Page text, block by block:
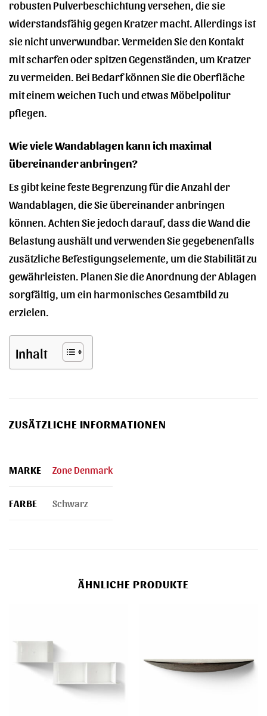
robusten Pulverbeschichtung versehen, die sie
widerstandsfähig gegen Kratzer macht. Allerdings ist
sie nicht unverwundbar. Vermeiden Sie den Kontakt
mit scharfen oder spitzen Gegenständen, um Kratzer
zu vermeiden. Bei Bedarf können Sie die Oberfläche
mit einem weichen Tuch und etwas Möbelpolitur
pflegen.
Wie viele Wandablagen kann ich maximal
übereinander anbringen?
Es gibt keine feste Begrenzung für die Anzahl der
Wandablagen, die Sie übereinander anbringen
können. Achten Sie jedoch darauf, dass die Wand die
Belastung aushält und verwenden Sie gegebenenfalls
zusätzliche Befestigungselemente, um die Stabilität zu
gewährleisten. Planen Sie die Anordnung der Ablagen
sorgfältig, um ein harmonisches Gesamtbild zu
erzielen.
Inhalt
ZUSÄTZLICHE INFORMATIONEN
MARKE Zone Denmark
FARBE Schwarz
ÄHNLICHE PRODUKTE